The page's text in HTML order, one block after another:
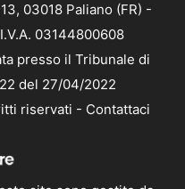
03018 Paliano (FR) -
03144800608
presso il Tribunale di
del 27/04/2022
riservati - Contattaci